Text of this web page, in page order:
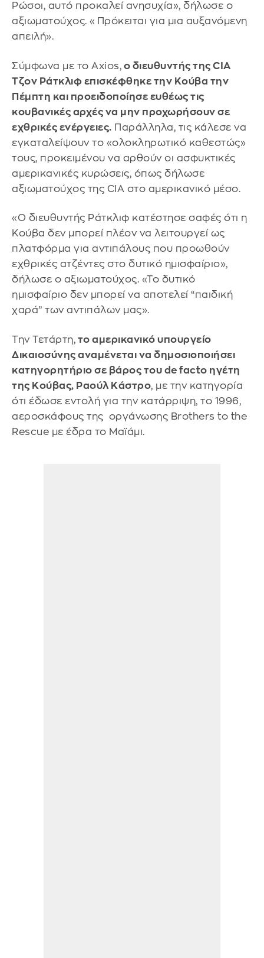
Ρώσοι, αυτό προκαλεί ανησυχία», δήλωσε ο
αξιωματούχος. «Πρόκειται για μια αυξανόμενη
απειλή».
Σύμφωνα με το Axios, ο διευθυντής της CIA
Τζον Ράτκλιφ επισκέφθηκε την Κούβα την
Πέμπτη και προειδοποίησε ευθέως τις
κουβανικές αρχές να μην προχωρήσουν σε
εχθρικές ενέργειες. Παράλληλα, τις κάλεσε να
εγκαταλείψουν το «ολοκληρωτικό καθεστώς»
τους, προκειμένου να αρθούν οι ασφυκτικές
αμερικανικές κυρώσεις, όπως δήλωσε
αξιωματούχος της CIA στο αμερικανικό μέσο.
«Ο διευθυντής Ράτκλιφ κατέστησε σαφές ότι η
Κούβα δεν μπορεί πλέον να λειτουργεί ως
πλατφόρμα για αντιπάλους που προωθούν
εχθρικές ατζέντες στο δυτικό ημισφαίριο»,
δήλωσε ο αξιωματούχος. «Το δυτικό
ημισφαίριο δεν μπορεί να αποτελεί “παιδική
χαρά” των αντιπάλων μας».
Την Τετάρτη, το αμερικανικό υπουργείο
Δικαιοσύνης αναμένεται να δημοσιοποιήσει
κατηγορητήριο σε βάρος του de facto ηγέτη
της Κούβας, Ραούλ Κάστρο, με την κατηγορία
ότι έδωσε εντολή για την κατάρριψη, το 1996,
αεροσκάφους της οργάνωσης Brothers to the
Rescue με έδρα το Μαϊάμι.